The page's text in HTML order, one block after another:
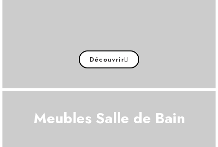
Découvrir
Meubles Salle de Bain